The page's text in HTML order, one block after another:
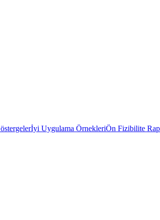
İyi Uygulama ÖrnekleriÖn Fizibilite